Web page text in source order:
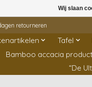
retourneren
Tafel
Bamboo accacia
“De
Wij slaan